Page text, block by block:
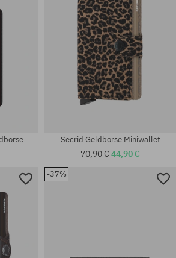
Secrid Geldbörse Miniwallet
70,90 €44,90 €
-37%